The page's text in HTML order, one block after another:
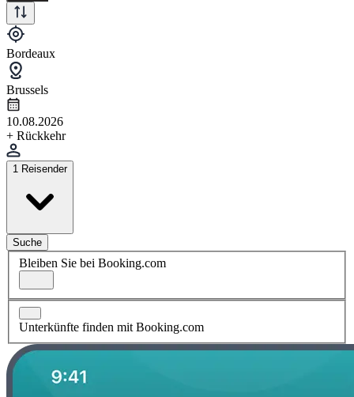
Bordeaux
Brussels
10.08.2026
+ Rückkehr
1 Reisender
Suche
Bleiben Sie bei Booking.com
Unterkünfte finden mit Booking.com